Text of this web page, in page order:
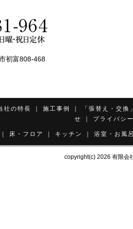
初富808-468
社の特長 施工事例
「張替え・交
せ
プライバシ
床・フロア キッチン 浴室・お風
copyright(c) 2026 有限会